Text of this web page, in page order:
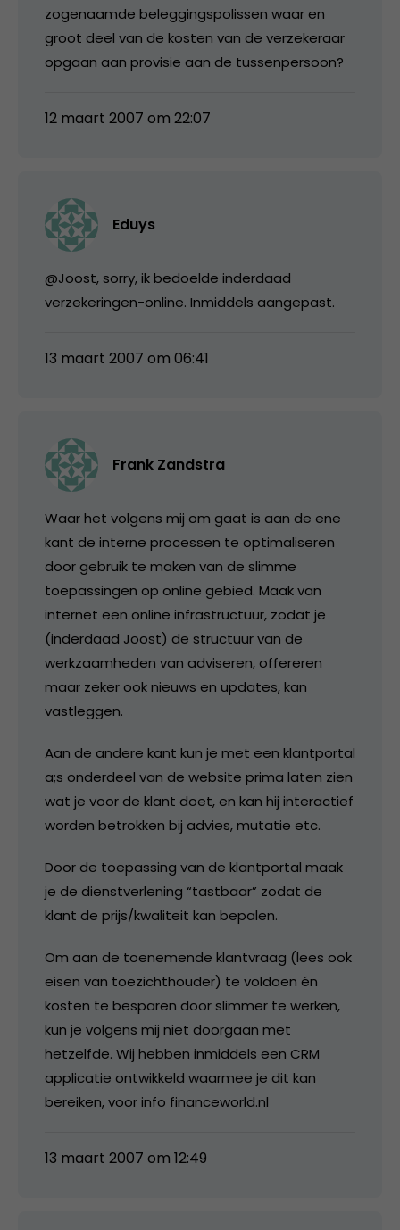
zogenaamde beleggingspolissen waar en
groot deel van de kosten van de verzekeraar
opgaan aan provisie aan de tussenpersoon?
12 maart 2007 om 22:07
Eduys
@Joost, sorry, ik bedoelde inderdaad
verzekeringen-online. Inmiddels aangepast.
13 maart 2007 om 06:41
Frank Zandstra
Waar het volgens mij om gaat is aan de ene
kant de interne processen te optimaliseren
door gebruik te maken van de slimme
toepassingen op online gebied. Maak van
internet een online infrastructuur, zodat je
(inderdaad Joost) de structuur van de
werkzaamheden van adviseren, offereren
maar zeker ook nieuws en updates, kan
vastleggen.
Aan de andere kant kun je met een klantportal
a;s onderdeel van de website prima laten zien
wat je voor de klant doet, en kan hij interactief
worden betrokken bij advies, mutatie etc.
Door de toepassing van de klantportal maak
je de dienstverlening “tastbaar” zodat de
klant de prijs/kwaliteit kan bepalen.
Om aan de toenemende klantvraag (lees ook
eisen van toezichthouder) te voldoen én
kosten te besparen door slimmer te werken,
kun je volgens mij niet doorgaan met
hetzelfde. Wij hebben inmiddels een CRM
applicatie ontwikkeld waarmee je dit kan
bereiken, voor info financeworld.nl
13 maart 2007 om 12:49